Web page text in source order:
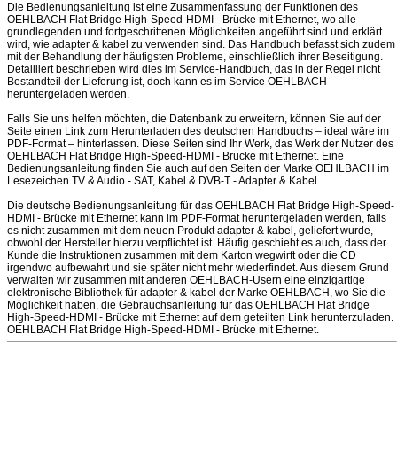
Die Bedienungsanleitung ist eine Zusammenfassung der Funktionen des
OEHLBACH Flat Bridge High-Speed-HDMI - Brücke mit Ethernet, wo alle
grundlegenden und fortgeschrittenen Möglichkeiten angeführt sind und erklärt
wird, wie adapter & kabel zu verwenden sind. Das Handbuch befasst sich zudem
mit der Behandlung der häufigsten Probleme, einschließlich ihrer Beseitigung.
Detailliert beschrieben wird dies im Service-Handbuch, das in der Regel nicht
Bestandteil der Lieferung ist, doch kann es im Service OEHLBACH
heruntergeladen werden.
Falls Sie uns helfen möchten, die Datenbank zu erweitern, können Sie auf der
Seite einen Link zum Herunterladen des deutschen Handbuchs – ideal wäre im
PDF-Format – hinterlassen. Diese Seiten sind Ihr Werk, das Werk der Nutzer des
OEHLBACH Flat Bridge High-Speed-HDMI - Brücke mit Ethernet. Eine
Bedienungsanleitung finden Sie auch auf den Seiten der Marke OEHLBACH im
Lesezeichen TV & Audio - SAT, Kabel & DVB-T - Adapter & Kabel.
Die deutsche Bedienungsanleitung für das OEHLBACH Flat Bridge High-Speed-
HDMI - Brücke mit Ethernet kann im PDF-Format heruntergeladen werden, falls
es nicht zusammen mit dem neuen Produkt adapter & kabel, geliefert wurde,
obwohl der Hersteller hierzu verpflichtet ist. Häufig geschieht es auch, dass der
Kunde die Instruktionen zusammen mit dem Karton wegwirft oder die CD
irgendwo aufbewahrt und sie später nicht mehr wiederfindet. Aus diesem Grund
verwalten wir zusammen mit anderen OEHLBACH-Usern eine einzigartige
elektronische Bibliothek für adapter & kabel der Marke OEHLBACH, wo Sie die
Möglichkeit haben, die Gebrauchsanleitung für das OEHLBACH Flat Bridge
High-Speed-HDMI - Brücke mit Ethernet auf dem geteilten Link herunterzuladen.
OEHLBACH Flat Bridge High-Speed-HDMI - Brücke mit Ethernet.